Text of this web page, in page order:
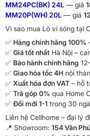
MM24PC(BK) 24L— giá
MM20P(WH) 20L— giá
Vì sao mua Lò vi sóng tại
✅ Hàng chính hãng 100%
✅ Giá tốt nhấtHà Nội –
✅ Bảo hành chính hãng
✅ Giao hỏa tốc 4Hnội
✅ Xuất hóa đơn VAT– hỗ
✅ Trả góp 0% qua Home
✅ Đổi mới 1-1 trong 30
Liên hệ Cellhome – đại lý
📍 Showroom: 154 Văn